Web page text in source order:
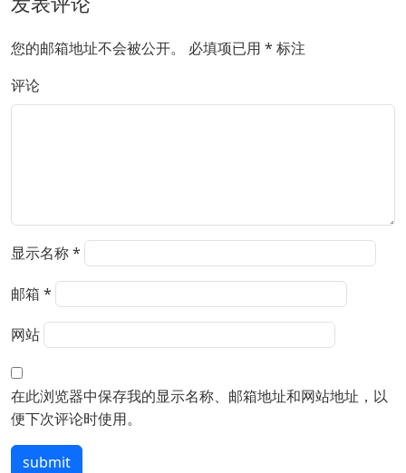
您的邮箱地址不会被公开。 必填项已用 * 标注
评论
显示名称*
邮箱 *
网站
在此浏览器中保存我的显示名称、邮箱地址和网站地址，以
便下次评论时使用。
submit